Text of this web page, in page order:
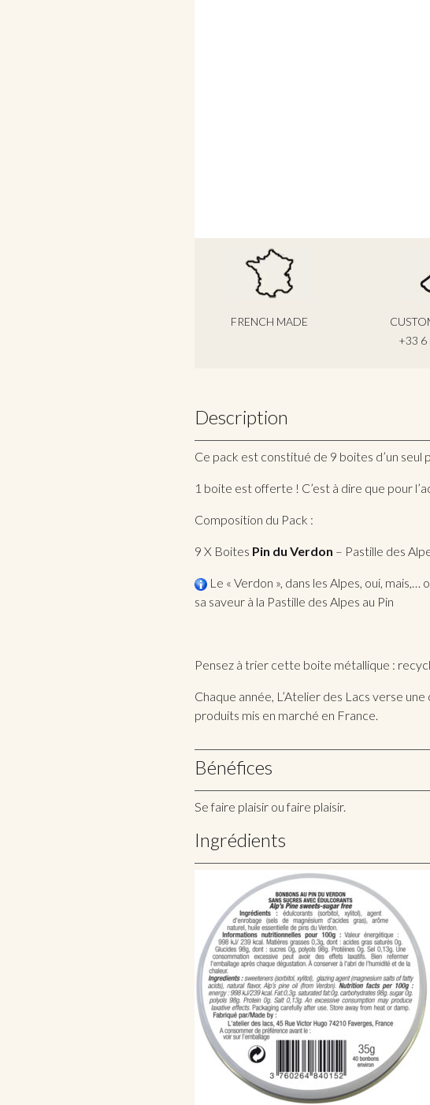
FRENCH MADE
+33 6
Description
Ce pack est constitué de 9 boites d’un seul
1 boite est offerte ! C’est à dire que pour
Composition du Pack :
9 X Boites Pin du Verdon – Pastille des
Le « Verdon », dans les Alpes, oui,
sa saveur à la Pastille des Alpes au Pin
Pensez à trier cette boite métallique :
Chaque année, L’Atelier des Lacs verse
produits mis en marché en France.
Bénéfices
Se faire plaisir ou faire plaisir.
Ingrédients